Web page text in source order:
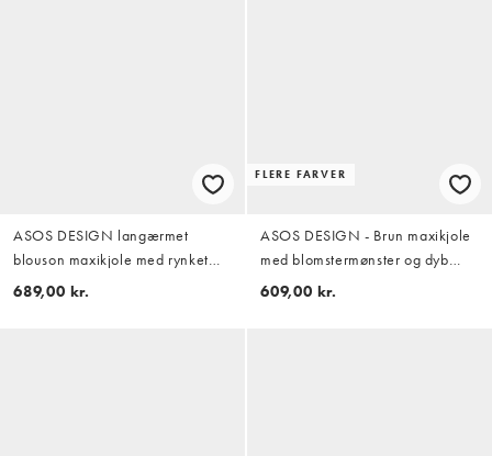
ASOS DESIGN langærmet
blouson maxikjole med rynket
taljedetalje i gul
689,00 kr.
FLERE FARVER
ASOS DESIGN - Brun maxikjole
med blomstermønster og dyb
rund hals samt kilesyninger i
609,00 kr.